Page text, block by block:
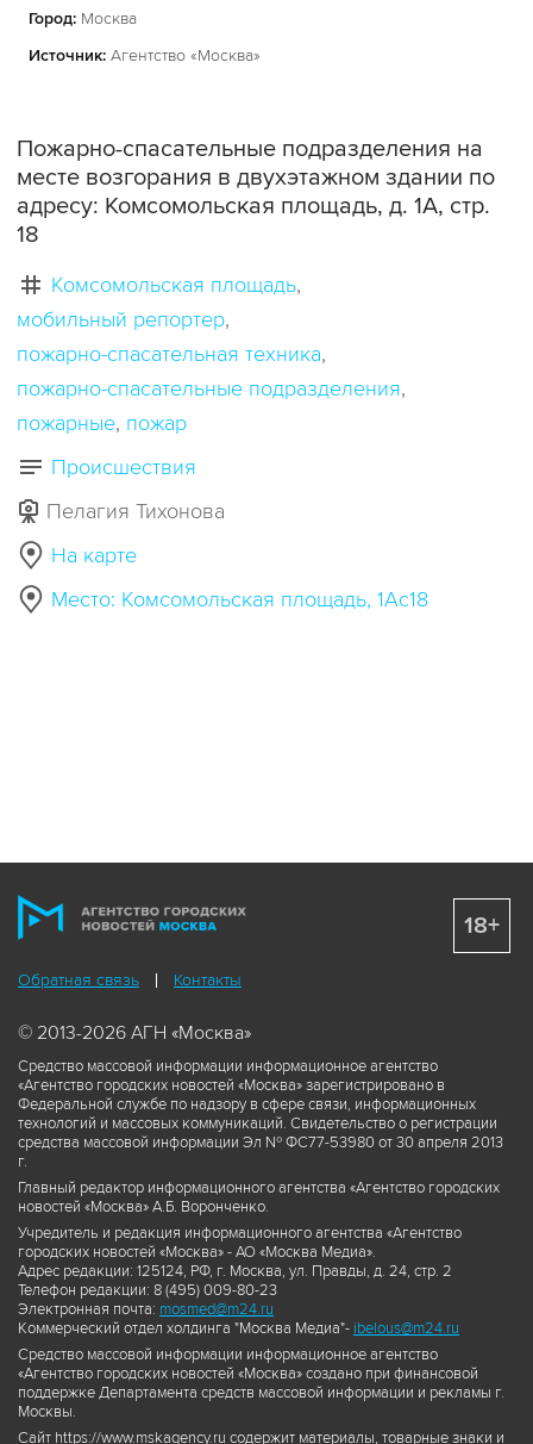
Город: Москва
Источник: Агентство «Москва»
Пожарно-спасательные подразделения на
месте возгорания в двухэтажном здании по
адресу: Комсомольская площадь, д. 1А, стр.
18
Комсомольская площадь
мобильный репортер
пожарно-спасательная техника
пожарно-спасательные подразделения
пожарные пожар
Происшествия
Пелагия Тихонова
На карте
Место: Комсомольская площадь, 1Ас18
Обратная связь Контакты
© 2013-2026 АГН «Москва»
Средство массовой информации информационное агентство
«Агентство городских новостей «Москва» зарегистрировано в
Федеральной службе по надзору в сфере связи, информационных
технологий и массовых коммуникаций. Свидетельство о регистрации
средства массовой информации Эл № ФС77-53980 от 30 апреля 2013
г.
Главный редактор информационного агентства «Агентство городских
новостей «Москва» А.Б. Воронченко.
Учредитель и редакция информационного агентства «Агентство
городских новостей «Москва» - АО «Москва Медиа».
Адрес редакции: 125124, РФ, г. Москва, ул. Правды, д. 24, стр. 2
Телефон редакции: 8 (495) 009-80-23
Электронная почта: mosmed@m24.ru
Коммерческий отдел холдинга "Москва Медиа"- ibelous@m24.ru
Средство массовой информации информационное агентство
«Агентство городских новостей «Москва» создано при финансовой
поддержке Департамента средств массовой информации и рекламы г.
Москвы.
Сайт https://www.mskagency.ru содержит материалы, товарные знаки и
18+